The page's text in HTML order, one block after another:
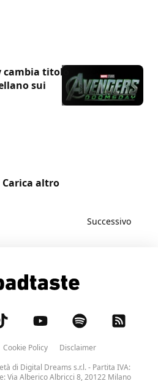
titolo
sui
Carica altro
Successivo
Cookie Policy
Disclaimer
di Digital Dreams s.r.l.- Partita IVA:
Via Alberico Albricci 8, 20122 Milano